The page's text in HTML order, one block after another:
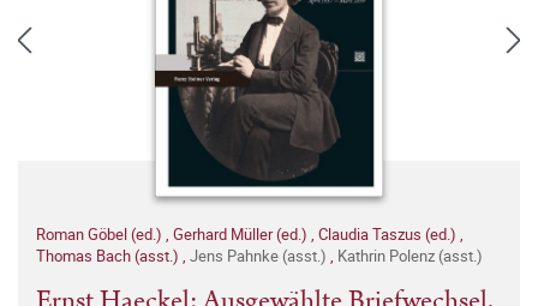
Roman Göbel (ed.) , Gerhard Müller (ed.) , Claudia Taszus (ed.) ,
Thomas Bach (asst.) , Jens Pahnke (asst.) , Kathrin Polenz (asst.)